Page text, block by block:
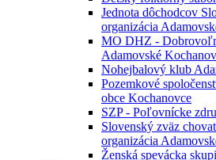
Jednota dôchodcov
organizácia
MO DHZ -
Adamovské
Nohejbalový klub
Pozemkové
obce Kochanovce
SZP - Poľovnícke
Slovenský zväz
organizácia
Ženská spevácka